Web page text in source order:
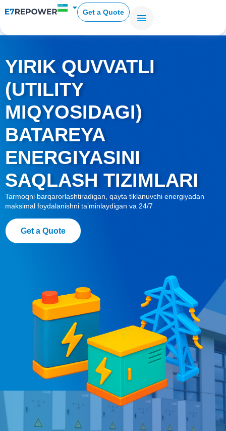
Get a Quote
YIRIK QUVVATLI
(UTILITY
MIQYOSIDAGI)
BATAREYA
ENERGIYASINI
SAQLASH TIZIMLARI
Tarmoqni barqarorlashtiradigan, qayta tiklanuvchi energiyadan
maksimal foydalanishni taʼminlaydigan va 24/7
Get a Quote